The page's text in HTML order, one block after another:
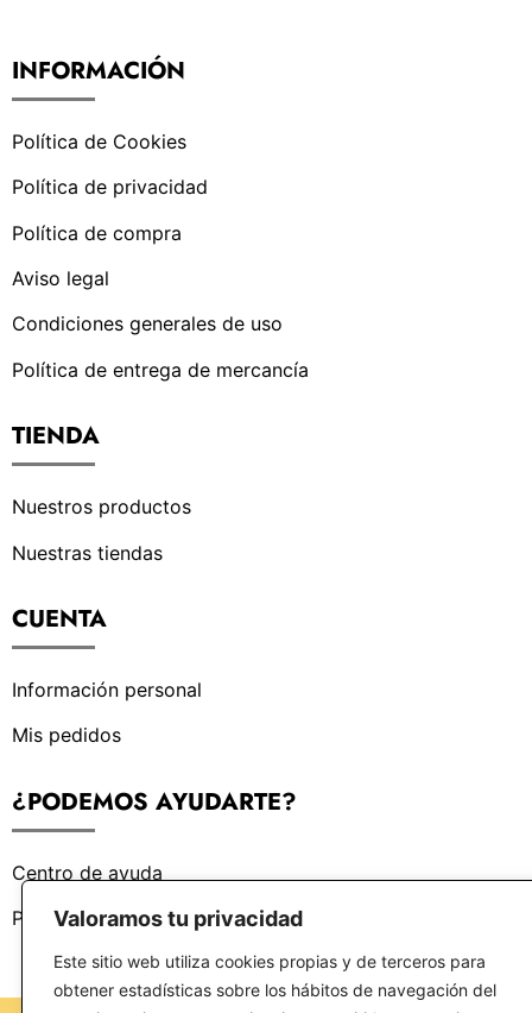
Valoramos tu privacidad
Este sitio web utiliza cookies propias y de terceros para
obtener estadísticas sobre los hábitos de navegación del
INFORMACIÓN
Política de Cookies
Política de privacidad
Política de compra
Aviso legal
Condiciones generales de uso
Política de entrega de mercancía
TIENDA
Nuestros productos
Nuestras tiendas
CUENTA
Información personal
Mis pedidos
¿PODEMOS AYUDARTE?
Centro de ayuda
Preguntas frecuentes